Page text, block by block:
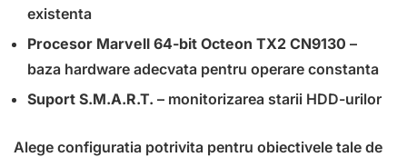
existenta
Procesor Marvell 64-bit Octeon TX2 CN9130 –
baza hardware adecvata pentru operare constanta
Suport S.M.A.R.T. – monitorizarea starii HDD-urilor
Alege configuratia potrivita pentru obiectivele tale de